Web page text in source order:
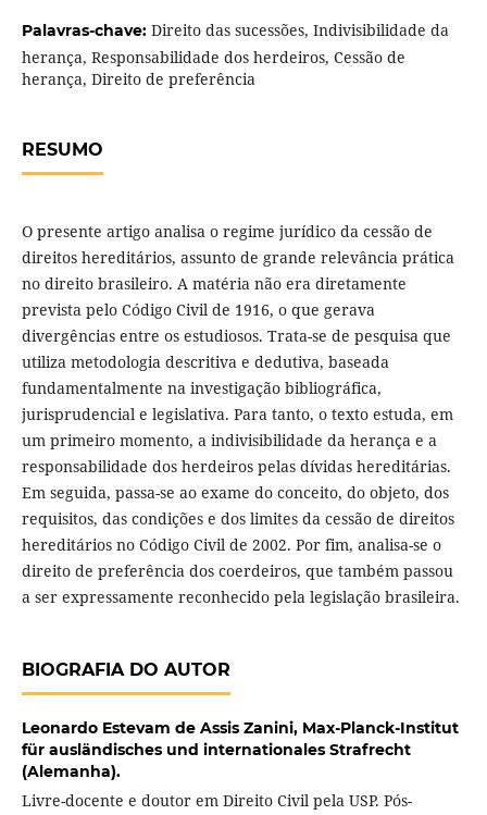
Palavras-chave: Direito das sucessões, Indivisibilidade da
herança, Responsabilidade dos herdeiros, Cessão de
herança, Direito de preferência
RESUMO
O presente artigo analisa o regime jurídico da cessão de
direitos hereditários, assunto de grande relevância prática
no direito brasileiro. A matéria não era diretamente
prevista pelo Código Civil de 1916, o que gerava
divergências entre os estudiosos. Trata-se de pesquisa que
utiliza metodologia descritiva e dedutiva, baseada
fundamentalmente na investigação bibliográfica,
jurisprudencial e legislativa. Para tanto, o texto estuda, em
um primeiro momento, a indivisibilidade da herança e a
responsabilidade dos herdeiros pelas dívidas hereditárias.
Em seguida, passa-se ao exame do conceito, do objeto, dos
requisitos, das condições e dos limites da cessão de direitos
hereditários no Código Civil de 2002. Por fim, analisa-se o
direito de preferência dos coerdeiros, que também passou
a ser expressamente reconhecido pela legislação brasileira.
BIOGRAFIA DO AUTOR
Leonardo Estevam de Assis Zanini, Max-Planck-Institut
für ausländisches und internationales Strafrecht
(Alemanha).
Livre-docente e doutor em Direito Civil pela USP. Pós-